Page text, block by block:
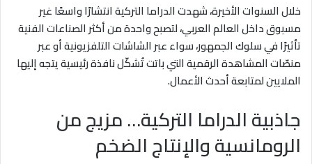
خلال السنوات الأخيرة، شهدت الدراما التركية انتشارًا واسعًا غير
مسبوق داخل العالم العربي، لتصبح واحدة من أكثر الصناعات الفنية
تأثيرًا في سلوك الجمهور، سواء عبر الشاشات التلفزيونية أو عبر
منصّات المشاهدة الرقمية التي باتت تُشكّل نافذة رئيسية يتجه إليها
الملايين لمتابعة أحدث الأعمال.
جاذبية الدراما التركية… مزيج من
الرومانسية والإنتاج الضخم